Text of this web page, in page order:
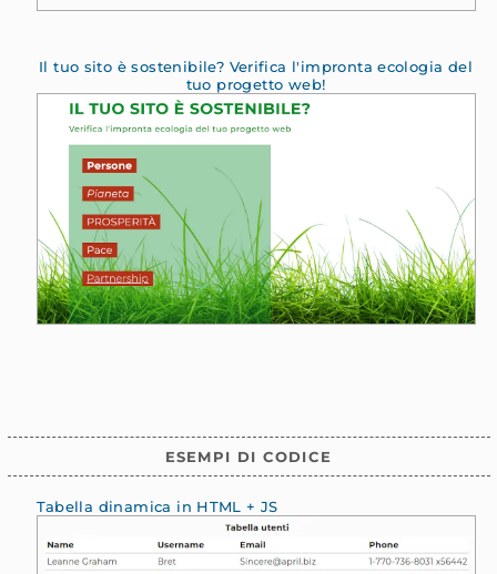
Il tuo sito è sostenibile? Verifica l'impronta ecologia del
tuo progetto web!
ESEMPI DI CODICE
Tabella dinamica in HTML + JS